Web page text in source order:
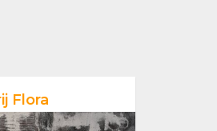
Flora